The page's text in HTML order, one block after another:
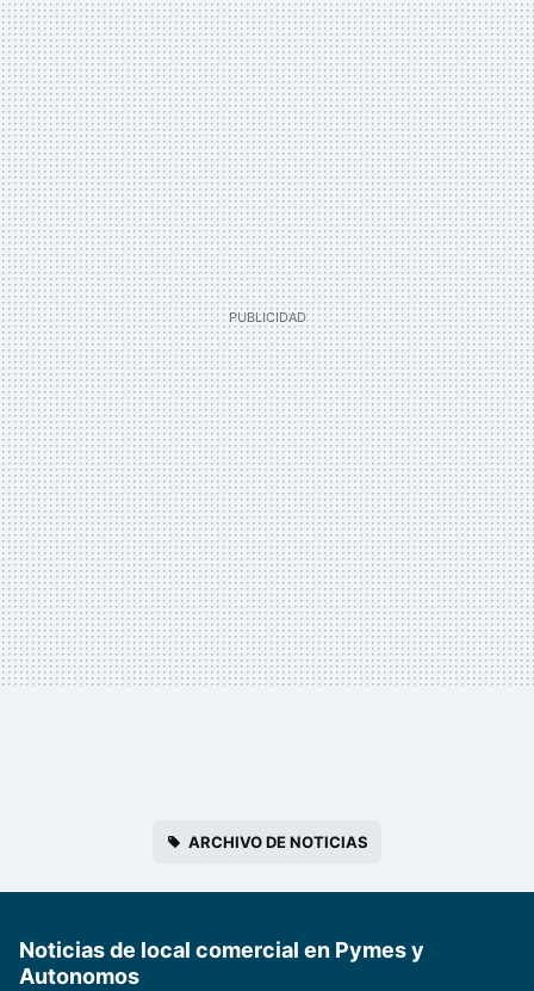
ARCHIVO DE NOTICIAS
Noticias de local comercial en Pymes y
Autonomos